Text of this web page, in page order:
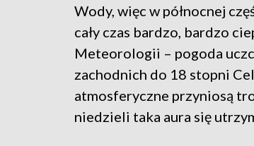
Wody, więc w północnej
cały czas bardzo, bardzo
Meteorologii – pogoda
zachodnich do 18 stopni
atmosferyczne przyniosą
niedzieli taka aura się